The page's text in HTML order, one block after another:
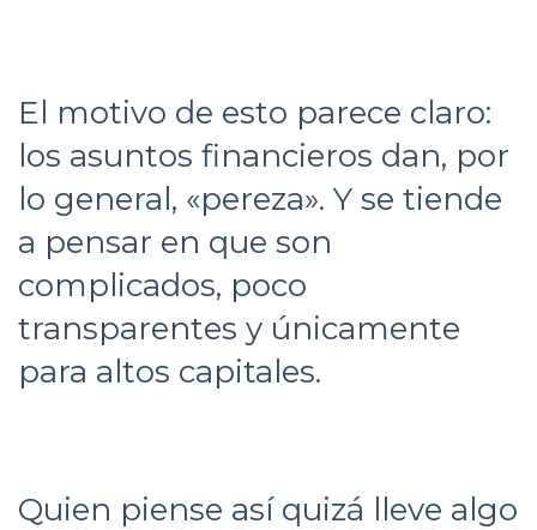
El motivo de esto parece claro:
los asuntos financieros dan, por
lo general, «pereza». Y se tiende
a pensar en que son
complicados, poco
transparentes y únicamente
para altos capitales.
Quien piense así quizá lleve algo